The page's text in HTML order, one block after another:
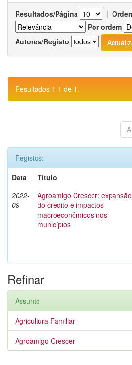
Resultados/Página |
Por ordem
Autores/Registo
Resultados 1-1 de 1.
Registos:
Data
Título
2022-
09
Agroamigo Crescer: expansão
do crédito e impactos
macroeconômicos nos
municípios
Refinar
Assunto
Agricultura Familiar
Agroamigo Crescer